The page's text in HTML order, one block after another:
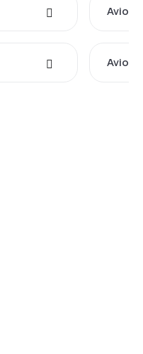
Avio
Avio